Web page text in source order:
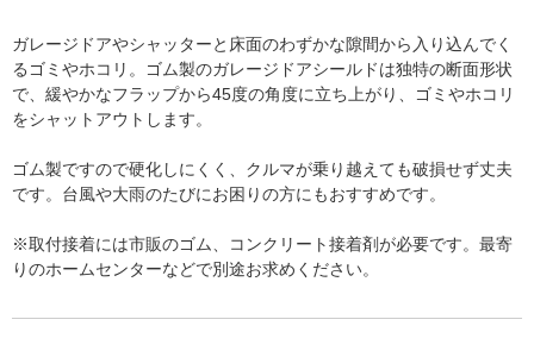
ガレージドアやシャッターと床面のわずかな隙間から入り込んでく
るゴミやホコリ。ゴム製のガレージドアシールドは独特の断面形状
で、緩やかなフラップから45度の角度に立ち上がり、ゴミやホコリ
をシャットアウトします。
ゴム製ですので硬化しにくく、クルマが乗り越えても破損せず丈夫
です。台風や大雨のたびにお困りの方にもおすすめです。
※取付接着には市販のゴム、コンクリート接着剤が必要です。最寄
りのホームセンターなどで別途お求めください。